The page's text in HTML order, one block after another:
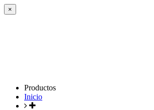
×
Productos
Inicio